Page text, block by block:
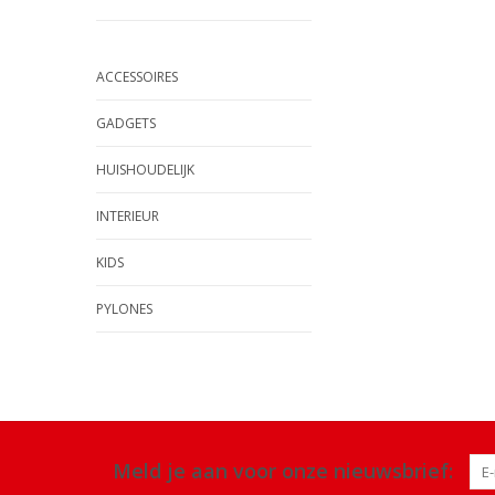
ACCESSOIRES
GADGETS
HUISHOUDELIJK
INTERIEUR
KIDS
PYLONES
Meld je aan voor onze nieuwsbrief: